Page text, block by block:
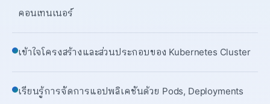
คอนเทนเนอร์
เข้าใจโครงสร้างและส่วนประกอบของ Kubernetes Cluster
เรียนรู้การจัดการแอปพลิเคชันด้วย Pods, Deployments